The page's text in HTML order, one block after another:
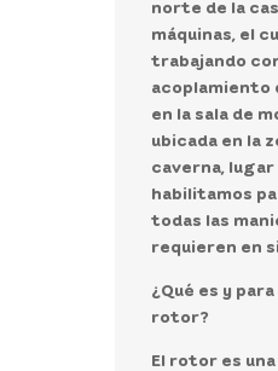
norte de la
máquinas, el
trabajando
acoplamiento
en la sala de
ubicada en la
caverna, lugar
habilitamos
todas las
requieren en
¿Qué es y
rotor?
El rotor es